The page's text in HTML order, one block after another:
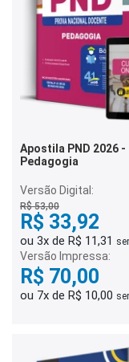
Apostila PND 2026 -
Pedagogia
Versão Digital:
R$ 53,00
R$ 33,92
ou 3x de R$ 11,31
Versão Impressa:
R$ 70,00
ou 7x de R$ 10,00